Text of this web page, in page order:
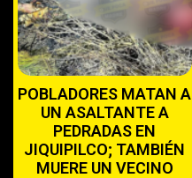
POBLADORES MATAN A
UN ASALTANTE A
PEDRADAS EN
JIQUIPILCO; TAMBIÉN
MUERE UN VECINO